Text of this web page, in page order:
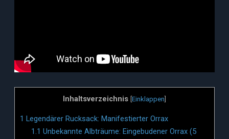
Inhaltsverzeichnis [Einklappen]
1 Legendärer Rucksack: Manifestierter Orrax
1.1 Unbekannte Albträume: Eingebudener Orrax (5